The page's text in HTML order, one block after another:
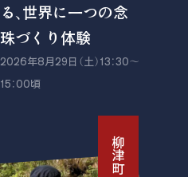
る、世界に一つの念
珠づくり体験
2026年8月29日（土）13：30〜
15：00頃
柳津町